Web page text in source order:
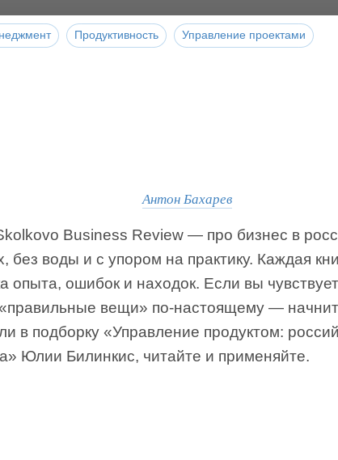
Продуктивность Управление проектами
Антон Бахарев
Business Review — про бизнес в
без воды и с упором на практику. Каждая
опыта, ошибок и находок. Если вы
вещи» по-настоящему —
в подборку «Управление продуктом:
Юлии Билинкис, читайте и применяйте.